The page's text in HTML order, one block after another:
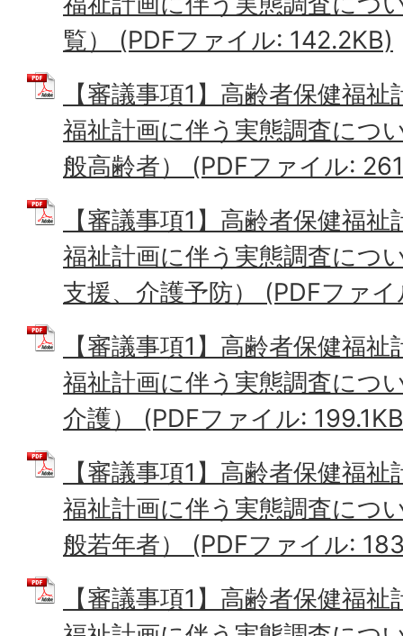
覧） (PDFファイル: 142.2KB)
【審議事項1】高齢者保健福
福祉計画に伴う実態調査につ
般高齢者） (PDFファイル:
【審議事項1】高齢者保健福
福祉計画に伴う実態調査につ
支援、介護予防） (PDFファ
【審議事項1】高齢者保健福
福祉計画に伴う実態調査につ
介護） (PDFファイル:
【審議事項1】高齢者保健福
福祉計画に伴う実態調査につ
般若年者） (PDFファイル:
【審議事項1】高齢者保健福